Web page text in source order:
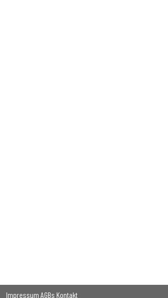
Impressum AGBs Kontakt